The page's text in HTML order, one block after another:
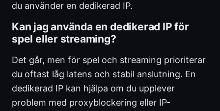
du använder en dedikerad IP.
Kan jag använda en dedikerad IP för
spel eller streaming?
Det går, men för spel och streaming prioriterar
du oftast låg latens och stabil anslutning. En
dedikerad IP kan hjälpa om du upplever
problem med proxyblockering eller IP-